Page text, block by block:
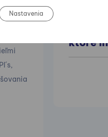
ktoré
Nastavenia